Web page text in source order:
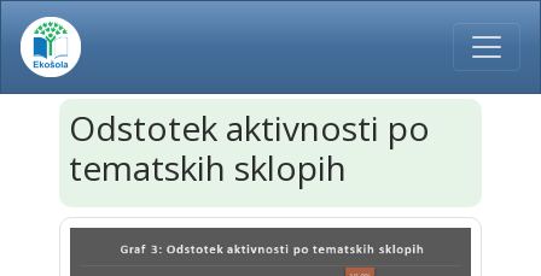
Odstotek aktivnosti po
tematskih sklopih